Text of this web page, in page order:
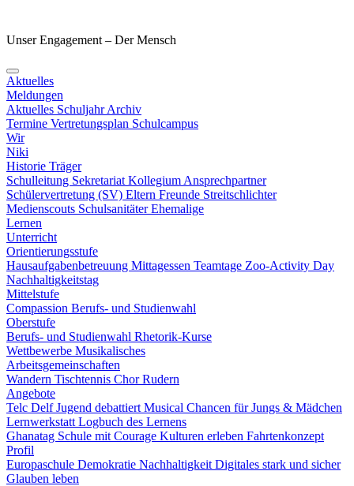
Unser Engagement – Der Mensch
Aktuelles
Meldungen
Aktuelles SchuljahrArchiv
Termine Vertretungsplan Schulcampus
Wir
Niki
Historie Träger
Schulleitung Sekretariat Kollegium Ansprechpartner
Schülervertretung (SV) Eltern Freunde Streitschlichter
Medienscouts SchulsanitäterEhemalige
Lernen
Unterricht
Orientierungsstufe
Hausaufgabenbetreuung Mittagessen Teamtage Zoo-Activity Day
Nachhaltigkeitstag
Mittelstufe
Compassion Berufs- und Studienwahl
Oberstufe
Berufs- und Studienwahl Rhetorik-Kurse
Wettbewerbe Musikalisches
Arbeitsgemeinschaften
Wandern Tischtennis ChorRudern
Angebote
Telc DelfJugend debattiert Musical Chancen für Jungs & Mädchen
Lernwerkstatt Logbuch des Lernens
Ghanatag Schule mit Courage Kulturen erleben Fahrtenkonzept
Profil
Europaschule Demokratie Nachhaltigkeit Digitales stark und sicher
Glauben leben